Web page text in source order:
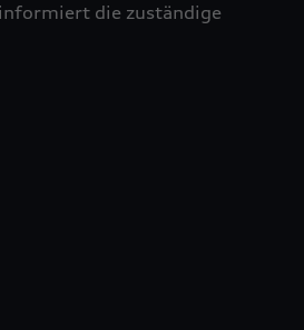
die zuständige